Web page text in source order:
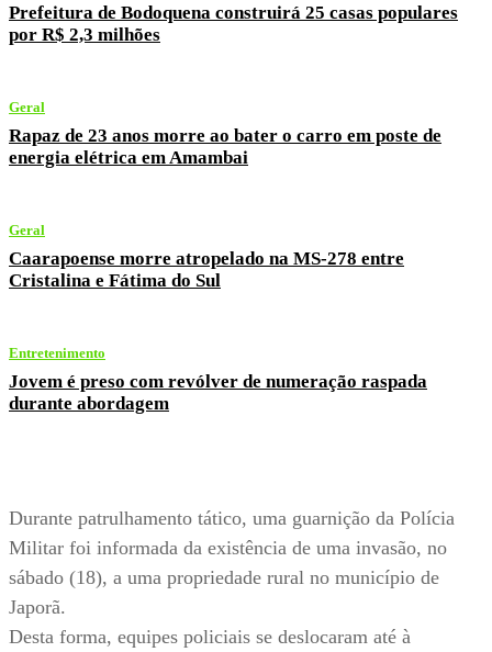
Prefeitura de Bodoquena construirá 25 casas populares
por R$ 2,3 milhões
Geral
Rapaz de 23 anos morre ao bater o carro em poste de
energia elétrica em Amambai
Geral
Caarapoense morre atropelado na MS-278 entre
Cristalina e Fátima do Sul
Entretenimento
Jovem é preso com revólver de numeração raspada
durante abordagem
Durante patrulhamento tático, uma guarnição da Polícia
Militar foi informada da existência de uma invasão, no
sábado (18), a uma propriedade rural no município de
Japorã.
Desta forma, equipes policiais se deslocaram até à